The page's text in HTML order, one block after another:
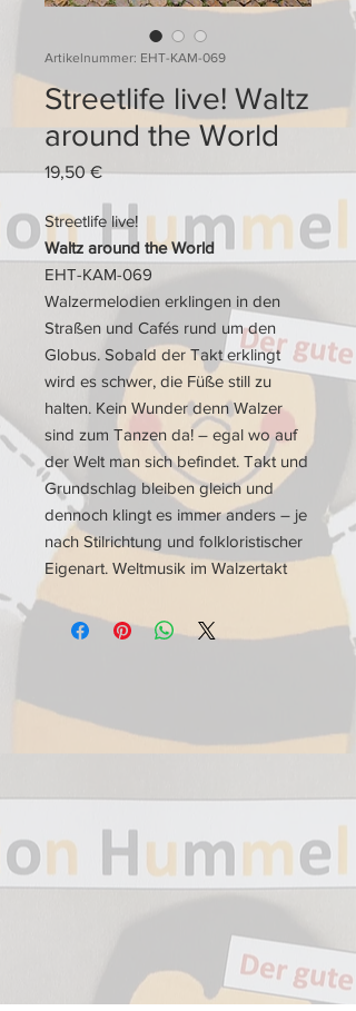
Artikelnummer: EHT-KAM-069
Streetlife live! Waltz
around the World
19,50 €Preis
Streetlife live!
Waltz around the World
EHT-KAM-069
Walzermelodien erklingen in den
Straßen und Cafés rund um den
Globus. Sobald der Takt erklingt
wird es schwer, die Füße still zu
halten. Kein Wunder denn Walzer
sind zum Tanzen da! – egal wo auf
der Welt man sich befindet. Takt und
Grundschlag bleiben gleich und
dennoch klingt es immer anders – je
nach Stilrichtung und folkloristischer
Eigenart. Weltmusik im Walzertakt